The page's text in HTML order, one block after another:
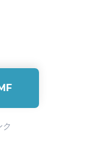
ク